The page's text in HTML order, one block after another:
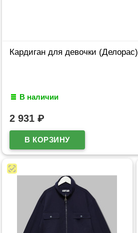
Кардиган для девочки
В наличии
2 931 ₽